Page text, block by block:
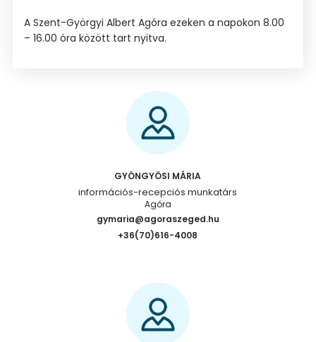
A Szent-Györgyi Albert Agóra ezeken a napokon 8.00
– 16.00 óra között tart nyitva.
GYÖNGYÖSI MÁRIA
információs-recepciós munkatárs
Agóra
gymaria@agoraszeged.hu
+36(70)616-4008